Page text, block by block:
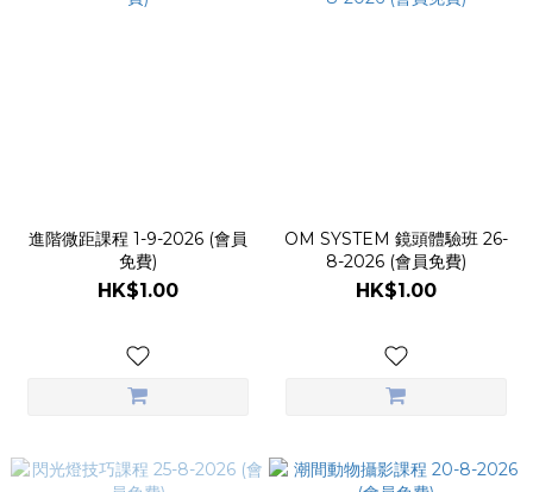
進階微距課程 1-9-2026 (會員
免費)
HK$1.00
OM SYSTEM 鏡頭體驗班 26-
8-2026 (會員免費)
HK$1.00